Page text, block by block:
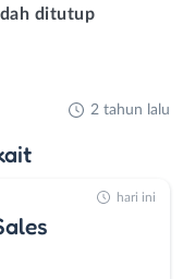
ditutup
2 tahun lalu
hari ini